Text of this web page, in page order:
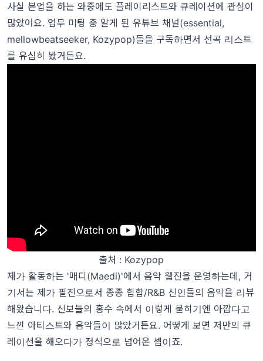
사실 본업을 하는 와중에도 플레이리스트와 큐레이션에 관심이
많았어요. 업무 미팅 중 알게 된 유튜브 채널(essential,
mellowbeatseeker, Kozypop)들을 구독하면서 선곡 리스트
를 유심히 봤거든요.
출처 : Kozypop
제가 활동하는 '매디(Maedi)'에서 음악 웹진을 운영하는데, 거
기서는 제가 필진으로서 종종 힙합/R&B 신인들의 음악을 리뷰
해왔습니다. 신보들의 홍수 속에서 이렇게 묻히기엔 아깝다고
느낀 아티스트와 음악들이 많았거든요. 어떻게 보면 저만의 큐
레이션을 해오다가 정식으로 넘어온 셈이죠.